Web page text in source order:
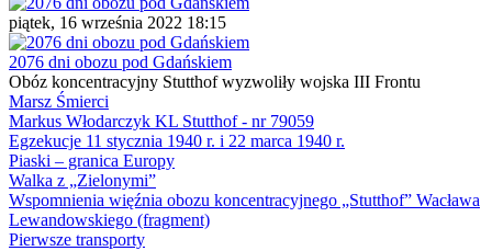
piątek, 16 września 2022 18:15
2076 dni obozu pod Gdańskiem
Obóz koncentracyjny Stutthof wyzwoliły wojska III Frontu
Marsz Śmierci
Markus Włodarczyk KL Stutthof - nr 79059
Egzekucje 11 stycznia 1940 r. i 22 marca 1940 r.
Piaski – granica Europy
Walka z „Zielonymi”
Wspomnienia więźnia obozu koncentracyjnego „Stutthof” Wacława
Lewandowskiego (fragment)
Pierwsze transporty